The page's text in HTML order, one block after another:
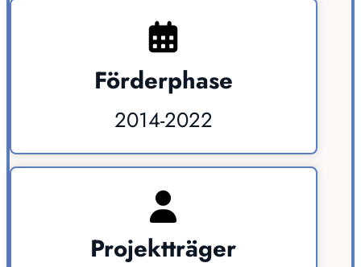
Förderphase
2014-2022
Projektträger